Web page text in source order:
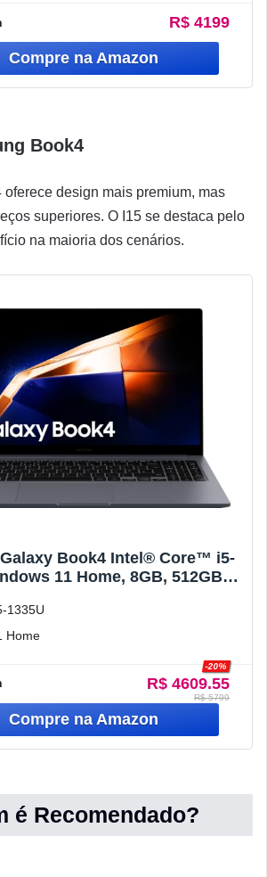
R$ 4199
Book4
design mais premium, mas
superiores. O I15 se destaca pelo
na maioria dos cenários.
Book4 Intel® Core™ i5-
11 Home, 8GB, 512GB
1335U
Home
LED
R$ 4609.55
-20%
R$ 5799
é Recomendado?